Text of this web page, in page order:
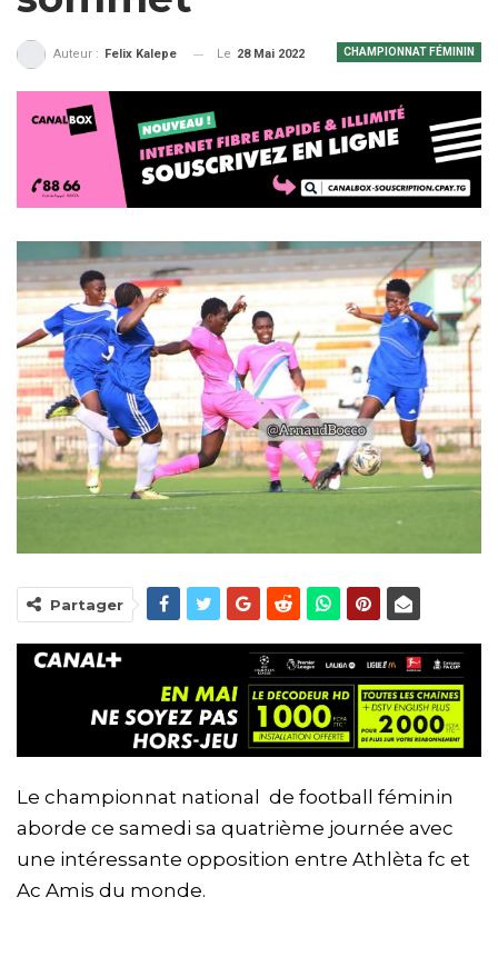
CHAMPIONNAT FÉMININ
Auteur : Felix Kalepe Le 28 Mai 2022
Partager
Le championnat national de football féminin
aborde ce samedi sa quatrième journée avec
une intéressante opposition entre Athlèta fc et
Ac Amis du monde.